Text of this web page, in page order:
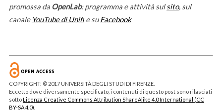
promossa da OpenLab: programma e attività sulsito, sul
canale YouTube di Unifie suFacebook
COPYRIGHT: © 2017 UNIVERSITÀ DEGLI STUDI DI FIRENZE.
Eccetto dove diversamente specificato, i contenuti di questo post sono rilasciati
sottoLicenza Creative Commons Attribution ShareAlike 4.0 International (CC
BY-SA 4.0).